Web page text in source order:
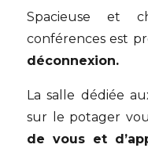
Spacieuse et
conférences est
déconnexion.
La salle dédiée
sur le potager
de vous et